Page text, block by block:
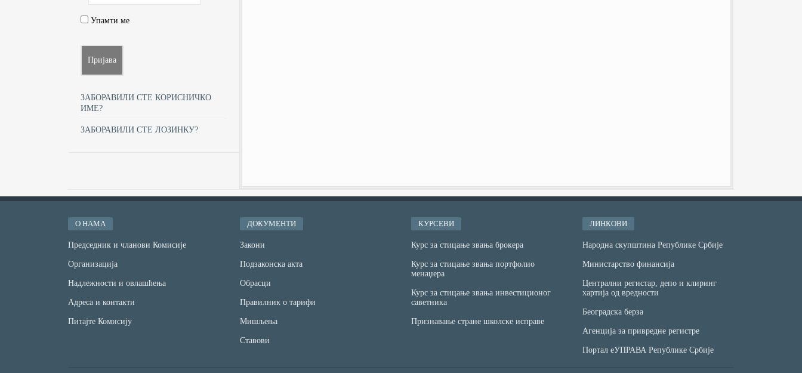
Упамти ме
ЗАБОРАВИЛИ СТЕ КОРИСНИЧКО
ИМЕ?
ЗАБОРАВИЛИ СТЕ ЛОЗИНКУ?
О НАМА
Председник и чланови Комисије
Организација
Надлежности и овлашћења
Адреса и контакти
Питајте Комисију
ДОКУМЕНТИ
Закони
Подзаконска акта
Обрасци
Правилник о тарифи
Мишљења
Ставови
КУРСЕВИ
Курс за стицање звања брокера
Курс за стицање звања портфолио
менаџера
Курс за стицање звања инвестиционог
саветника
Признавање стране школске исправе
ЛИНКОВИ
Народна скупштина Републике Србије
Министарство финансијa
Централни регистар, депо и клиринг
хартија од вредности
Београдска берза
Агенција за привредне регистре
Портал еУПРАВА Републике Србије